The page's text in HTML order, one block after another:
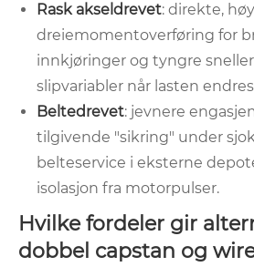
Rask akseldrevet: direkte,
dreiemomentoverføring for
innkjøringer og tyngre
slipvariabler når lasten
Beltedrevet: jevnere
tilgivende "sikring" under
belteservice i eksterne
isolasjon fra motorpulser.
Hvilke fordeler gir
dobbel capstan og